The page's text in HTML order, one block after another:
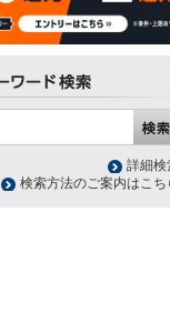
詳細検
検索方法のご案内はこち